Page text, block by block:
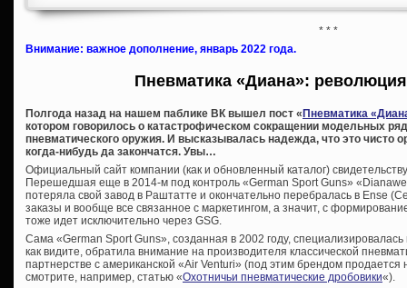
* * *
Внимание: важное дополнение, январь 2022 года.
Пневматика «Диана»:
Полгода назад на нашем паблике ВК вышел пост « Пневматика
котором говорилось о катастрофическом сокращении модельных
пневматического оружия. И высказывалась надежда, что это чисто
когда-нибудь да закончатся. Увы…
Официальный сайт компании (как и обновленный каталог)
Перешедшая еще в 2014-м под контроль «German Sport Guns»
потеряла свой завод в Раштатте и окончательно перебралась в Ense
заказы и вообще все связанное с маркетингом, а значит, с
тоже идет исключительно через GSG.
Сама «German Sport Guns», созданная в 2002 году,
как видите, обратила внимание на производителя классической
партнерстве с американской «Air Venturi» (под этим брендом
смотрите, например, статью «Охотничьи пневматические дробовики«).